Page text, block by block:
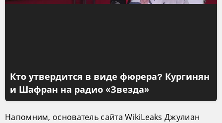
Кто утвердится в виде фюрера? Кургинян
и Шафран на радио «Звезда»
Напомним, основатель сайта WikiLeaks Джулиан